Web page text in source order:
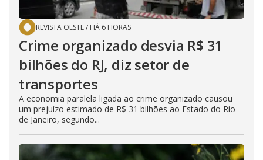
REVISTA OESTE/ HÁ 6 HORAS
Crime organizado desvia R$ 31
bilhões do RJ, diz setor de
transportes
A economia paralela ligada ao crime organizado causou
um prejuízo estimado de R$ 31 bilhões ao Estado do Rio
de Janeiro, segundo...